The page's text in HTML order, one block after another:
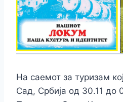
На саемот за туризам
Сад, Србија од 30.11 до